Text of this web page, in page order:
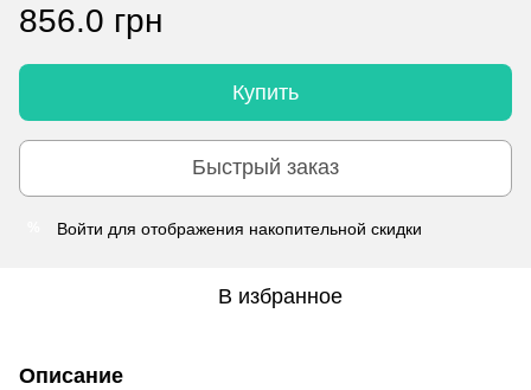
856.0 грн
Купить
Быстрый заказ
Войти для отображения накопительной скидки
В избранное
Описание